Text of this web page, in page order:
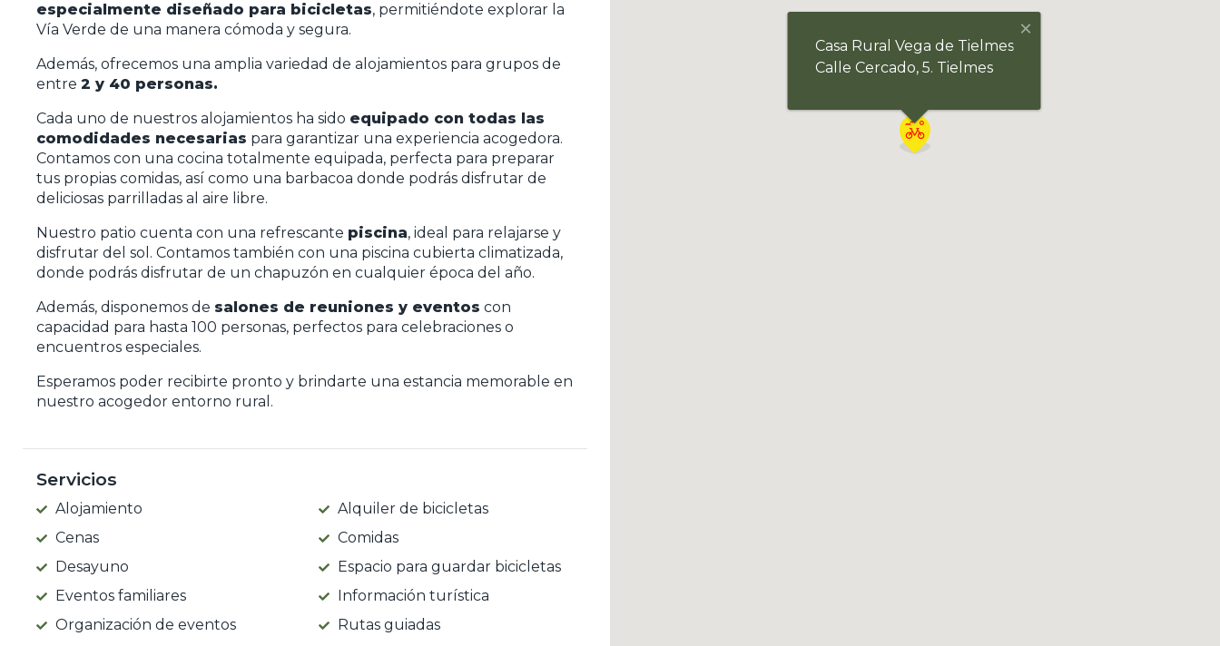
especialmente diseñado para bicicletas, permitiéndote explorar la
Vía Verde de una manera cómoda y segura.
Además, ofrecemos una amplia variedad de alojamientos para grupos de
entre 2 y 40 personas.
Cada uno de nuestros alojamientos ha sido equipado con todas las
comodidades necesarias para garantizar una experiencia acogedora.
Contamos con una cocina totalmente equipada, perfecta para preparar
tus propias comidas, así como una barbacoa donde podrás disfrutar de
deliciosas parrilladas al aire libre.
Nuestro patio cuenta con una refrescante piscina, ideal para relajarse y
disfrutar del sol. Contamos también con una piscina cubierta climatizada,
donde podrás disfrutar de un chapuzón en cualquier época del año.
Además, disponemos de salones de reuniones y eventos con
capacidad para hasta 100 personas, perfectos para celebraciones o
encuentros especiales.
Esperamos poder recibirte pronto y brindarte una estancia memorable en
nuestro acogedor entorno rural.
Servicios
Alojamiento
Alquiler de bicicletas
Cenas
Comidas
Desayuno
Espacio para guardar bicicletas
Eventos familiares
Información turística
Organización de eventos
Rutas guiadas
×
Casa Rural Vega de Tielmes
Calle Cercado, 5. Tielmes